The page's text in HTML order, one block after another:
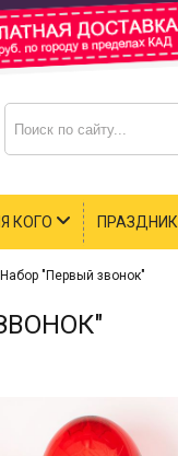
КОГО ПРАЗДНИК
Набор "Первый звонок"